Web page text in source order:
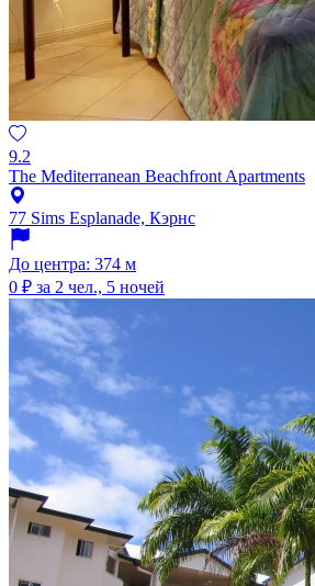
9.2
The Mediterranean Beachfront Apartments
77 Sims Esplanade, Кэрнс
До центра: 374 м
0 ₽ за 2 чел., 5 ночей